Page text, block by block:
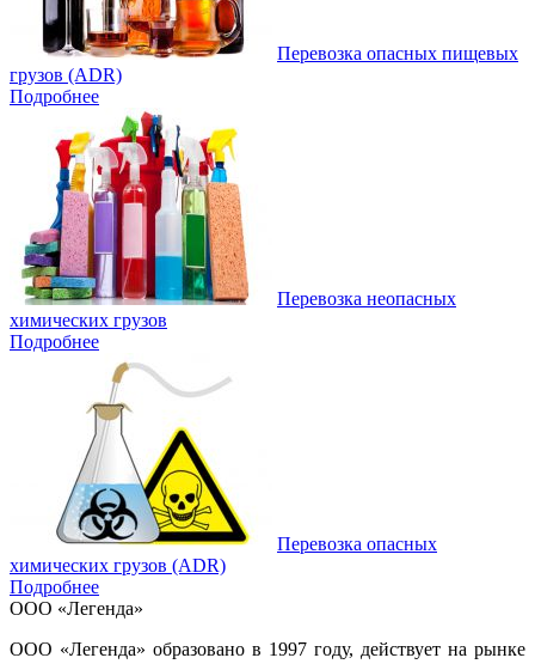
Перевозка опасных пищевых
грузов (ADR)
Подробнее
Перевозка неопасных
химических грузов
Подробнее
Перевозка опасных
химических грузов (ADR)
Подробнее
ООО «Легенда»
ООО «Легенда» образовано в 1997 году, действует на рынке